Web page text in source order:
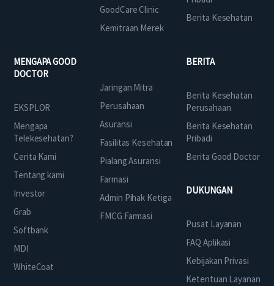
GoodCare Clinic
Kemitraan Merek
Berita Kesehatan
MENGAPA GOOD
DOCTOR
EKSPLOR
Mengapa
Telekesehatan?
Cerita Kami
Tentang kami
Investor
Grab
Softbank
MDI
WhiteCoat
Jaringan Mitra
Perusahaan
Asuransi
Fasilitas Kesehatan
Pialang Asuransi
Farmasi
Admin Pihak Ketiga
FMCG Farmasi
BERITA
Berita Kesehatan
Perusahaan
Berita Kesehatan
Pribadi
Berita Good Doctor
DUKUNGAN
Pusat Layanan
FAQ Aplikasi
Kebijakan Privasi
Ketentuan Layanan